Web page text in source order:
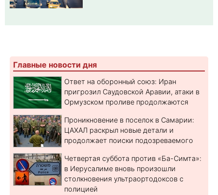
Главные новости дня
Ответ на оборонный союз: Иран
пригрозил Саудовской Аравии, атаки в
Ормузском проливе продолжаются
Проникновение в поселок в Самарии:
ЦАХАЛ раскрыл новые детали и
продолжает поиски подозреваемого
Четвертая суббота против «Ба-Симта»:
в Иерусалиме вновь произошли
столкновения ультраортодоксов с
полицией